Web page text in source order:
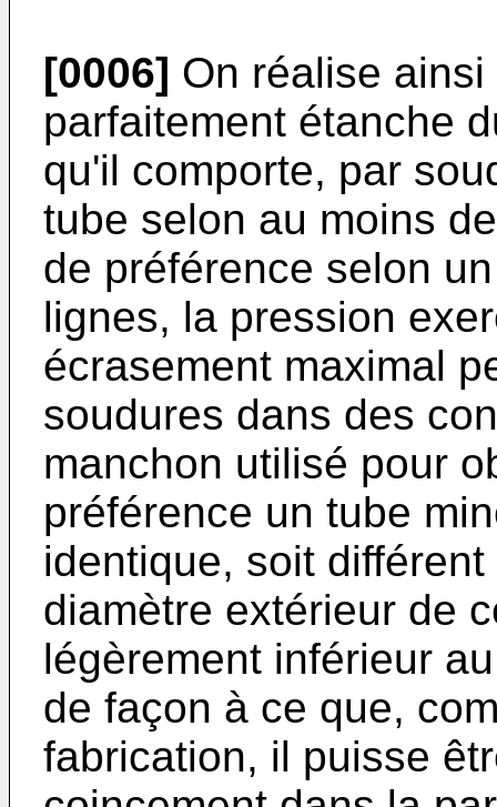
[0006] On réalise
parfaitement étanche
qu'il comporte, par
tube selon au moins
de préférence selon
lignes, la pression
écrasement maximal
soudures dans des
manchon utilisé pour
préférence un tube
identique, soit
diamètre extérieur de
légèrement inférieur
de façon à ce que,
fabrication, il puisse